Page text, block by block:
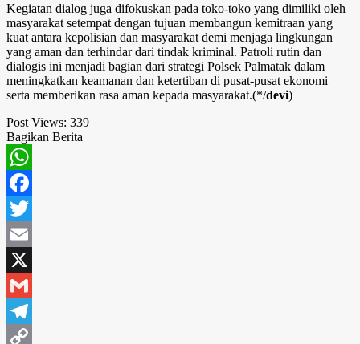
Kegiatan dialog juga difokuskan pada toko-toko yang dimiliki oleh
masyarakat setempat dengan tujuan membangun kemitraan yang
kuat antara kepolisian dan masyarakat demi menjaga lingkungan
yang aman dan terhindar dari tindak kriminal. Patroli rutin dan
dialogis ini menjadi bagian dari strategi Polsek Palmatak dalam
meningkatkan keamanan dan ketertiban di pusat-pusat ekonomi
serta memberikan rasa aman kepada masyarakat.(*/devi)
Post Views: 339
Bagikan Berita
WhatsApp
Facebook
Twitter
Email
X
Gmail
Telegram